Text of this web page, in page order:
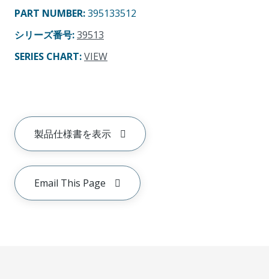
PART NUMBER:395133512
シリーズ番号:39513
SERIES CHART:VIEW
製品仕様書を表示
Email This Page